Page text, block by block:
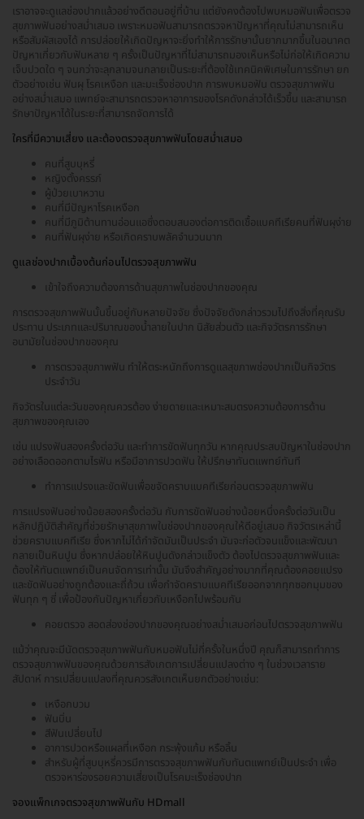
เราอาจจะดูแลช่องปากแล้วอย่างดีตอนอยู่ที่บ้าน แต่ยังคงต้องไปพบหมอฟันเพื่อตรวจ
สุขภาพฟันอย่างสม่ำเสมอ เพราะหมอฟันสามารถตรวจหาปัญหาที่คุณไม่สามารถเห็น
หรือสัมผัสเองได้ การปล่อยให้เกิดปัญหาจะยิ่งทำให้การรักษานั้นยากมากขึ้นในอนาคต
ปัญหาเกี่ยวกับฟันหลาย ๆ ครั้งเป็นปัญหาที่ไม่สามารถมองเห็นหรือไม่ก่อให้เกิดความ
เจ็บปวดใด ๆ จนกว่าจะลุกลามจนกลายเป็นระยะที่ต้องใช้เทคนิคพิเศษในการรักษา ยก
ตัวอย่างเช่น ฟันผุ โรคเหงือก และมะเร็งช่องปาก การพบหมอฟัน ตรวจสุขภาพฟัน
อย่างสม่ำเสมอ แพทย์จะสามารถตรวจหาอาการของโรคดังกล่าวได้เร็วขึ้น และสามารถ
รักษาปัญหาได้ในระยะที่สามารถจัดการได้
ใครที่มีความเสี่ยง และต้องตรวจสุขภาพฟันโดยสม่ำเสมอ
คนที่สูบบุหรี่
หญิงตั้งครรภ์
ผู้ป่วยเบาหวาน
คนที่มีปัญหาโรคเหงือก
คนที่มีภูมิต้านทานอ่อนแอซึ่งตอบสนองต่อการติดเชื้อแบคทีเรียคนที่ฟันผุง่าย
คนที่ฟันผุง่าย หรือเกิดคราบพลัคจำนวนมาก
ดูแลช่องปากเบื้องต้นก่อนไปตรวจสุขภาพฟัน
เข้าใจถึงความต้องการด้านสุขภาพในช่องปากของคุณ
การตรวจสุขภาพฟันนั้นขึ้นอยู่กับหลายปัจจัย ซึ่งปัจจัยดังกล่าวรวมไปถึงสิ่งที่คุณรับ
ประทาน ประเภทและปริมาณของน้ำลายในปาก นิสัยส่วนตัว และกิจวัตรการรักษา
อนามัยในช่องปากของคุณ
การตรวจสุขภาพฟัน ทำให้ตระหนักถึงการดูแลสุขภาพช่องปากเป็นกิจวัตร
ประจำวัน
กิจวัตรในแต่ละวันของคุณควรต้อง ง่ายดายและเหมาะสมตรงความต้องการด้าน
สุขภาพของคุณเอง
เช่น แปรงฟันสองครั้งต่อวัน และทำการขัดฟันทุกวัน หากคุณประสบปัญหาในช่องปาก
อย่างเลือดออกตามไรฟัน หรือมีอาการปวดฟัน ให้ปรึกษาทันตแพทย์ทันที
ทำการแปรงและขัดฟันเพื่อขจัดคราบแบคทีเรียก่อนตรวจสุขภาพฟัน
การแปรงฟันอย่างน้อยสองครั้งต่อวัน กับการขัดฟันอย่างน้อยหนึ่งครั้งต่อวันเป็น
หลักปฏิบัติสำคัญที่ช่วยรักษาสุขภาพในช่องปากของคุณให้ดีอยู่เสมอ กิจวัตรเหล่านี้
ช่วยคราบแบคทีเรีย ซึ่งหากไม่ได้กำจัดมันเป็นประจำ มันจะก่อตัวจนแข็งและพัฒนา
กลายเป็นหินปูน ซึ่งหากปล่อยให้หินปูนดังกล่าวแข็งตัว ต้องไปตรวจสุขภาพฟันและ
ต้องให้ทันตแพทย์เป็นคนจัดการเท่านั้น มันจึงสำคัญอย่างมากที่คุณต้องคอยแปรง
และขัดฟันอย่างถูกต้องและถี่ถ้วน เพื่อกำจัดคราบแบคทีเรียออกจากทุกซอกมุมของ
ฟันทุก ๆ ซี่ เพื่อป้องกันปัญหาเกี่ยวกับเหงือกไปพร้อมกัน
คอยตรวจ สอดส่องช่องปากของคุณอย่างสม่ำเสมอก่อนไปตรวจสุขภาพฟัน
แม้ว่าคุณจะมีนัดตรวจสุขภาพฟันกับหมอฟันไม่กี่ครั้งในหนึ่งปี คุณก็สามารถทำการ
ตรวจสุขภาพฟันของคุณด้วยการสังเกตการเปลี่ยนแปลงต่าง ๆ ในช่วงเวลาราย
สัปดาห์ การเปลี่ยนแปลงที่คุณควรสังเกตเห็นยกตัวอย่างเช่น:
เหงือกบวม
ฟันบิ่น
สีฟันเปลี่ยนไป
อาการปวดหรือแผลที่เหงือก กระพุ้งแก้ม หรือลิ้น
สำหรับผู้ที่สูบบุหรี่ควรมีการตรวจสุขภาพฟันกับทันตแพทย์เป็นประจำ เพื่อ
ตรวจหาร่องรอยความเสี่ยงเป็นโรคมะเร็งช่องปาก
จองแพ็กเกจตรวจสุขภาพฟันกับ HDmall